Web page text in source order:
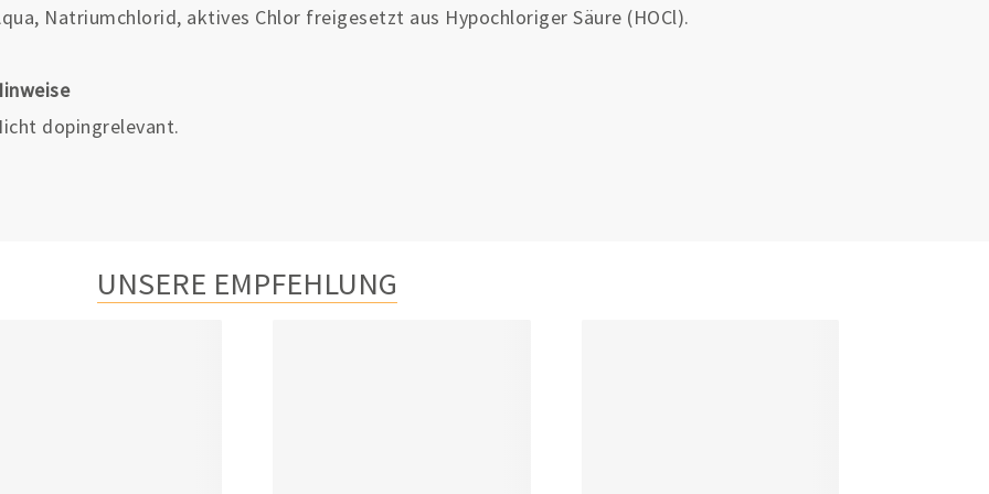
Natriumchlorid, aktives Chlor freigesetzt aus Hypochloriger Säure (HOCl).
dopingrelevant.
UNSERE EMPFEHLUNG